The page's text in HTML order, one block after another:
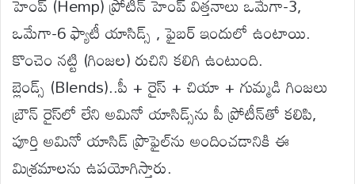
ఒమేగా-6 ఫ్యాటీ యాసిడ్స్ , ఫైబర్ ఇందులో ఉంటాయి.
కొంచెం నట్టి (గింజల) రుచిని కలిగి ఉంటుంది.
బ్లెండ్స్ (Blends)..పీ + రైస్ + చియా + గుమ్మడి గింజలు
బ్రౌన్ రైస్‌లో లేని అమినో యాసిడ్స్‌ను పీ ప్రోటీన్‌తో కలిపి,
పూర్తి అమినో యాసిడ్ ప్రొఫైల్‌ను అందించడానికి ఈ
మిశ్రమాలను ఉపయోగిస్తారు.